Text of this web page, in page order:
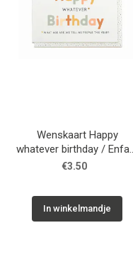
Wenskaart Happy
whatever birthday / Enfant
Terrible
€3.50
In winkelmandje